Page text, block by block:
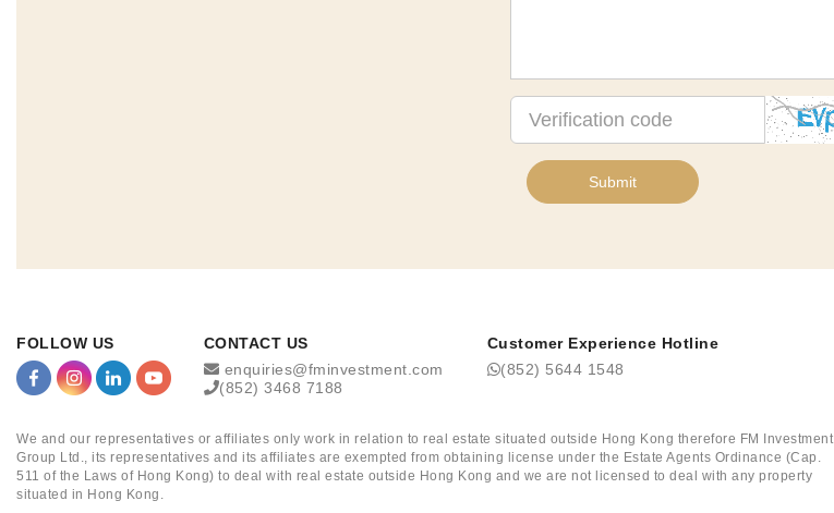
Submit
FOLLOW US
CONTACT US
enquiries@fminvestment.com
(852) 3468 7188
Customer Experience Hotline
(852) 5644 1548
We and our representatives or affiliates only work in relation to real estate situated outside Hong Kong therefore FM Investment
Group Ltd., its representatives and its affiliates are exempted from obtaining license under the Estate Agents Ordinance (Cap.
511 of the Laws of Hong Kong) to deal with real estate outside Hong Kong and we are not licensed to deal with any property
situated in Hong Kong.